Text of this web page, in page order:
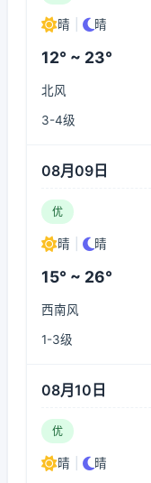
晴 晴
12° ~ 23°
北风
3-4级
08月09日
优
晴 晴
15° ~ 26°
西南风
1-3级
08月10日
优
晴 晴